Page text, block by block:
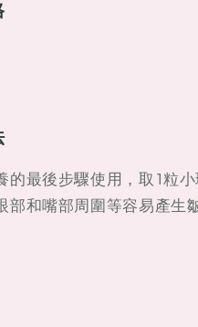
的最後步驟使用，取1粒
部和嘴部周圍等容易產生